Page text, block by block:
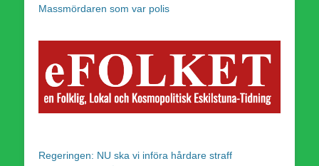
Massmördaren som var polis
Regeringen: NU ska vi införa hårdare straff